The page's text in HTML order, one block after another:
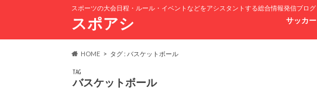
スポーツの大会日程・ルール・イベントなどをアシスタントする総合情報発信ブログ
スポアシ サッカー
HOME タグ : バスケットボール
TAG
バスケットボール